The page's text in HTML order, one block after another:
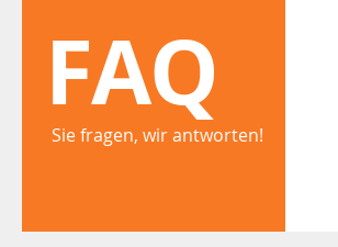
FAQ
Sie fragen, wir antworten!